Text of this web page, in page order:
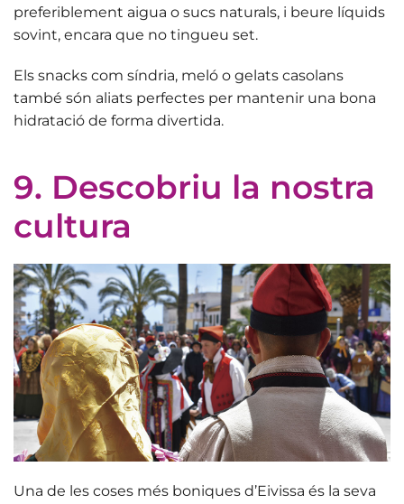
preferiblement aigua o sucs naturals, i beure líquids
sovint, encara que no tingueu set.
Els snacks com síndria, meló o gelats casolans
també són aliats perfectes per mantenir una bona
hidratació de forma divertida.
9. Descobriu la nostra
cultura
Una de les coses més boniques d’Eivissa és la seva